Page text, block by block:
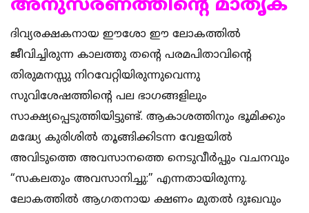
അനുസരണത്തിന്‍റെ മാതൃക
ദിവ്യരക്ഷകനായ ഈശോ ഈ ലോകത്തില്‍
ജീവിച്ചിരുന്ന കാലത്തു തന്‍റെ പരമപിതാവിന്‍റെ
തിരുമനസ്സു നിറവേറ്റിയിരുന്നുവെന്നു
സുവിശേഷത്തിന്‍റെ പല ഭാഗങ്ങളിലും
സാക്ഷ്യപ്പെടുത്തിയിട്ടുണ്ട്. ആകാശത്തിനും ഭൂമിക്കും
മദ്ധ്യേ കുരിശില്‍ തൂങ്ങിക്കിടന്ന വേളയില്‍
അവിടുത്തെ അവസാനത്തെ നെടുവീര്‍പ്പും വചനവും
“സകലതും അവസാനിച്ചു:” എന്നതായിരുന്നു.
ലോകത്തില്‍ ആഗതനായ ക്ഷണം മുതല്‍ ദുഃഖവും